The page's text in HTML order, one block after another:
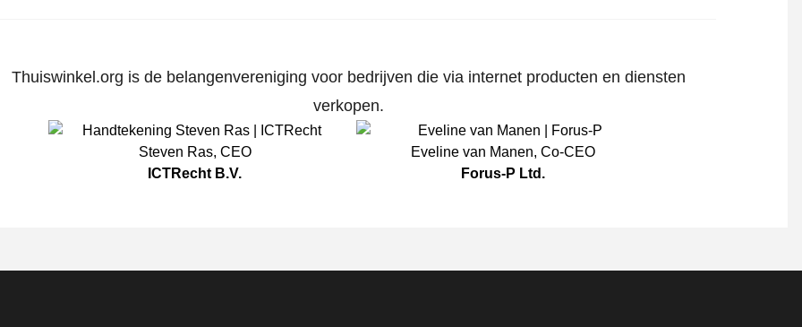
Thuiswinkel.org is de belangenvereniging voor bedrijven die via internet producten en diensten
verkopen.
Steven Ras, CEO
ICTRecht B.V.
Eveline van Manen, Co-CEO
Forus-P Ltd.